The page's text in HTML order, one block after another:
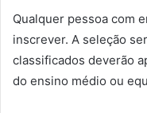
Qualquer pessoa com
inscrever. A seleção
classificados deverão
do ensino médio ou